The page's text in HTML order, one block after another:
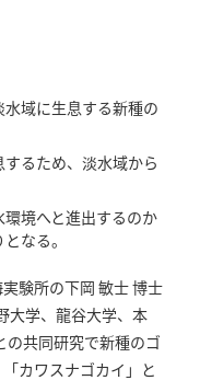
域に生息する新種の
るため、淡水域から
境へと進出するのか
なる。
験所の下岡 敏士 博士
大学、龍谷大学、本
の共同研究で新種のゴ
カワスナゴカイ」と